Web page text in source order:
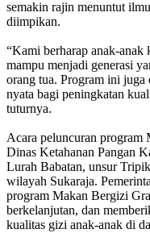
semakin rajin menuntut
diimpikan.
“Kami berharap anak-anak
mampu menjadi generasi
orang tua. Program ini juga
nyata bagi peningkatan
tuturnya.
Acara peluncuran
Dinas Ketahanan Pangan
Lurah Babatan, unsur
wilayah Sukaraja.
program Makan Bergizi
berkelanjutan, dan
kualitas gizi anak-anak di